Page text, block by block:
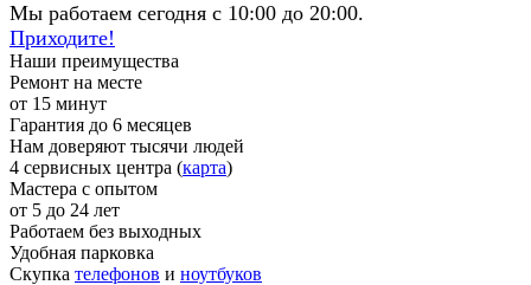
Мы работаем сегодня с 10:00 до 20:00.
Приходите!
Наши преимущества
Ремонт на месте
от 15 минут
Гарантия до 6 месяцев
Нам доверяют тысячи людей
4 сервисных центра (карта)
Мастера с опытом
от 5 до 24 лет
Работаем без выходных
Удобная парковка
Скупка телефонов и ноутбуков